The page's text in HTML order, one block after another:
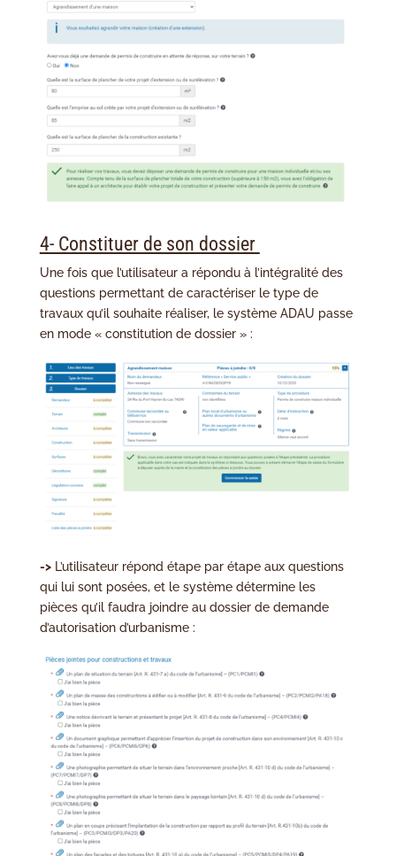
4- Constituer de son dossier
Une fois que l’utilisateur a répondu à l’intégralité des
questions permettant de caractériser le type de
travaux qu’il souhaite réaliser, le système ADAU passe
en mode « constitution de dossier » :
->L’utilisateur répond étape par étape aux questions
qui lui sont posées, et le système détermine les
pièces qu’il faudra joindre au dossier de demande
d’autorisation d’urbanisme :